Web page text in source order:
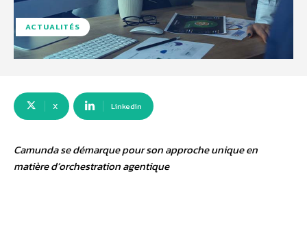
ACTUALITÉS
X Linkedin
Camunda se démarque pour son approche unique en
matière d’orchestration agentique